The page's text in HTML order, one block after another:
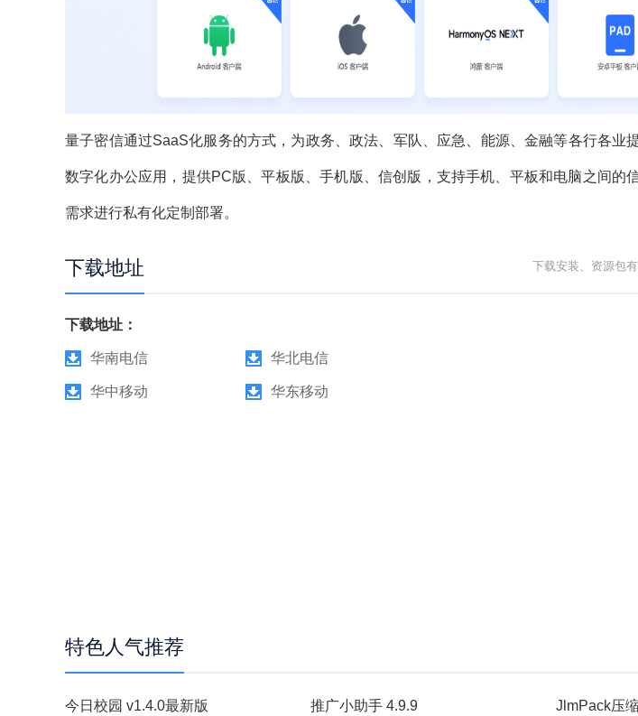
量子密信通过SaaS化服务的方式，为政务、政法、军队、应急、能源、金融等各行各业
数字化办公应用，提供PC版、平板版、手机版、信创版，支持手机、平板和电脑之间的
需求进行私有化定制部署。
下载地址 下载安装、资源包
下载地址：
华南电信 华北电信
华中移动 华东移动
特色人气推荐
今日校园 v1.4.0最新版 推广小助手 4.9.9 JlmPack压